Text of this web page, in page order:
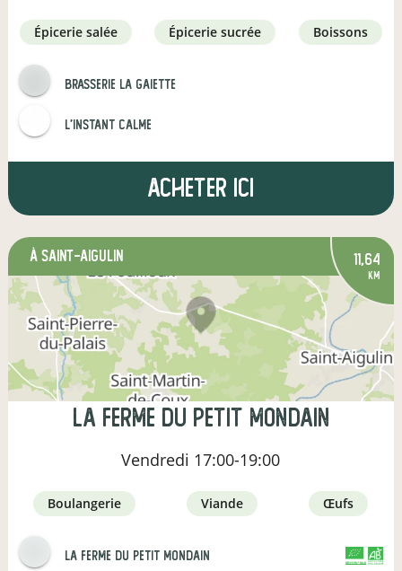
épicerie salée épicerie sucrée boissons
Brasserie la gaiette
L'Instant Calme
Acheter ici
à Saint-Aigulin 11,64
km
La Ferme du Petit Mondain
Vendredi 17:00-19:00
boulangerie viande œufs
La Ferme du Petit Mondain CERTIFIÉ PAR FR-BIO-01
AGRICULTURE FRANCE